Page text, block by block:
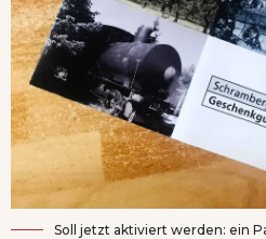
Soll jetzt aktiviert werden: ein